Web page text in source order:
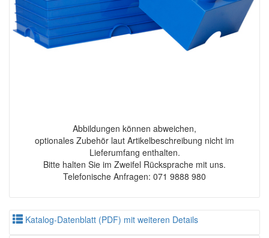
Abbildungen können abweichen,
optionales Zubehör laut Artikelbeschreibung nicht im
Lieferumfang enthalten.
Bitte halten Sie im Zweifel Rücksprache mit uns.
Telefonische Anfragen: 071 9888 980
Katalog-Datenblatt (PDF) mit weiteren Details